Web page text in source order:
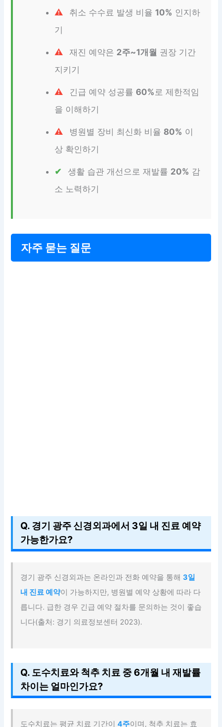
취소 수수료 발생 비율 10% 인지하
기
재진 예약은 2주~1개월 권장 기간
지키기
긴급 예약 성공률 60%로 제한적임
을 이해하기
병원별 장비 최신화 비율 80% 이
상 확인하기
생활 습관 개선으로 재발률 20% 감
소 노력하기
자주 묻는 질문
Q. 경기 광주 신경외과에서 3일 내 진료 예약
가능한가요?
경기 광주 신경외과는 온라인과 전화 예약을 통해3일
내 진료 예약이 가능하지만, 병원별 예약 상황에 따라 다
릅니다. 급한 경우 긴급 예약 절차를 문의하는 것이 좋습
니다(출처: 경기 의료정보센터 2023).
Q. 도수치료와 척추 치료 중 6개월 내 재발률
차이는 얼마인가요?
도수치료는 평균 치료 기간이4주이며, 척추 치료는 효